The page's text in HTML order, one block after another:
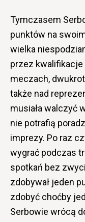
Tymczasem
punktów na
wielka
przez
meczach,
także nad
musiała walczyć
nie potrafią
imprezy. Po raz
wygrać podczas
spotkań bez
zdobywał jeden
zdobyć choćby
Serbowie wrócą